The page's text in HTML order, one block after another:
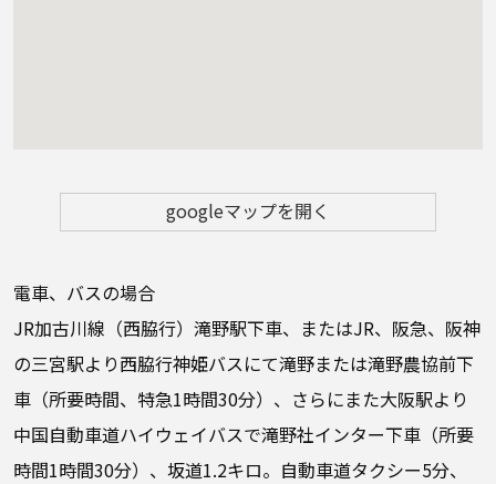
googleマップを開く
電車、バスの場合
JR加古川線（西脇行）滝野駅下車、またはJR、阪急、阪神
の三宮駅より西脇行神姫バスにて滝野または滝野農協前下
車（所要時間、特急1時間30分）、さらにまた大阪駅より
中国自動車道ハイウェイバスで滝野社インター下車（所要
時間1時間30分）、坂道1.2キロ。自動車道タクシー5分、